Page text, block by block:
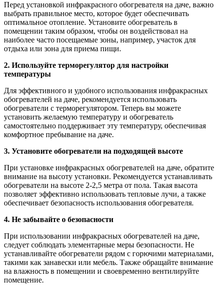
Перед установкой инфракрасного обогревателя на даче, важно
выбрать правильное место, которое будет обеспечивать
оптимальное отопление. Установите обогреватель в
помещении таким образом, чтобы он воздействовал на
наиболее часто посещаемые зоны, например, участок для
отдыха или зона для приема пищи.
2. Используйте терморегулятор для настройки
температуры
Для эффективного и удобного использования инфракрасных
обогревателей на даче, рекомендуется использовать
обогреватели с терморегулятором. Теперь вы можете
установить желаемую температуру и обогреватель
самостоятельно поддерживает эту температуру, обеспечивая
комфортное пребывание на даче.
3. Установите обогреватели на подходящей высоте
При установке инфракрасных обогревателей на даче, обратите
внимание на высоту установки. Рекомендуется устанавливать
обогреватели на высоте 2-2,5 метра от пола. Такая высота
позволяет эффективно использовать тепловые лучи, а также
обеспечивает безопасность использования обогревателя.
4. Не забывайте о безопасности
При использовании инфракрасных обогревателей на даче,
следует соблюдать элементарные меры безопасности. Не
устанавливайте обогреватели рядом с горючими материалами,
такими как занавески или мебель. Также обращайте внимание
на влажность в помещении и своевременно вентилируйте
помещение.